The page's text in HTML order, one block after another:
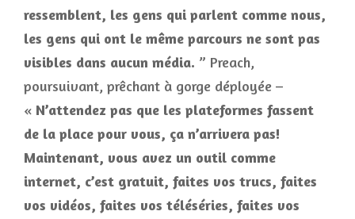
ressemblent, les gens qui parlent comme nous,
les gens qui ont le même parcours ne sont pas
visibles dans aucun média. ” Preach,
poursuivant, prêchant à gorge déployée –
« N’attendez pas que les plateformes fassent
de la place pour vous, ça n’arrivera pas!
Maintenant, vous avez un outil comme
internet, c’est gratuit, faites vos trucs, faites
vos vidéos, faites vos téléséries, faites vos